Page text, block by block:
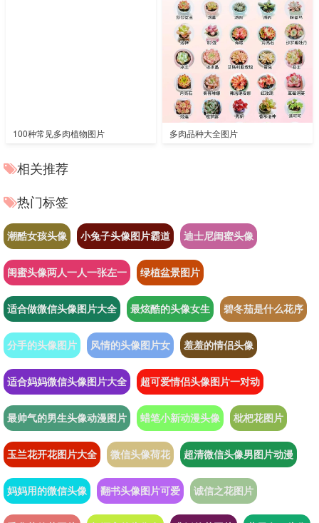
100种常见多肉植物图片 多肉品种大全图片
相关推荐
热门标签
潮酷女孩头像 小兔子头像图片霸道 迪士尼闺蜜头像
闺蜜头像两人一人一张左一 绿植盆景图片
适合做微信头像图片大全 最炫酷的头像女生 碧冬茄是什么花序
分手的头像图片 风情的头像图片女 羞羞的情侣头像
适合妈妈微信头像图片大全 超可爱情侣头像图片一对动
最帅气的男生头像动漫图片 蜡笔小新动漫头像 枇杷花图片
玉兰花开花图片大全 微信头像荷花 超清微信头像男图片动漫
妈妈用的微信头像 翻书头像图片可爱 诚信之花图片